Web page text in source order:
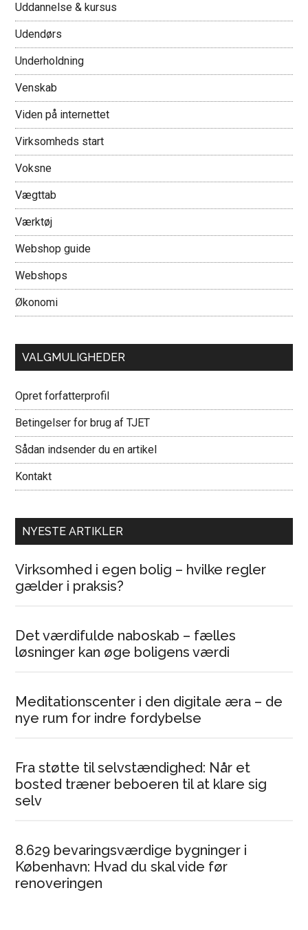
Uddannelse & kursus
Udendørs
Underholdning
Venskab
Viden på internettet
Virksomheds start
Voksne
Vægttab
Værktøj
Webshop guide
Webshops
Økonomi
VALGMULIGHEDER
Opret forfatterprofil
Betingelser for brug af TJET
Sådan indsender du en artikel
Kontakt
NYESTE ARTIKLER
Virksomhed i egen bolig – hvilke regler
gælder i praksis?
Det værdifulde naboskab – fælles
løsninger kan øge boligens værdi
Meditationscenter i den digitale æra – de
nye rum for indre fordybelse
Fra støtte til selvstændighed: Når et
bosted træner beboeren til at klare sig
selv
8.629 bevaringsværdige bygninger i
København: Hvad du skal vide før
renoveringen